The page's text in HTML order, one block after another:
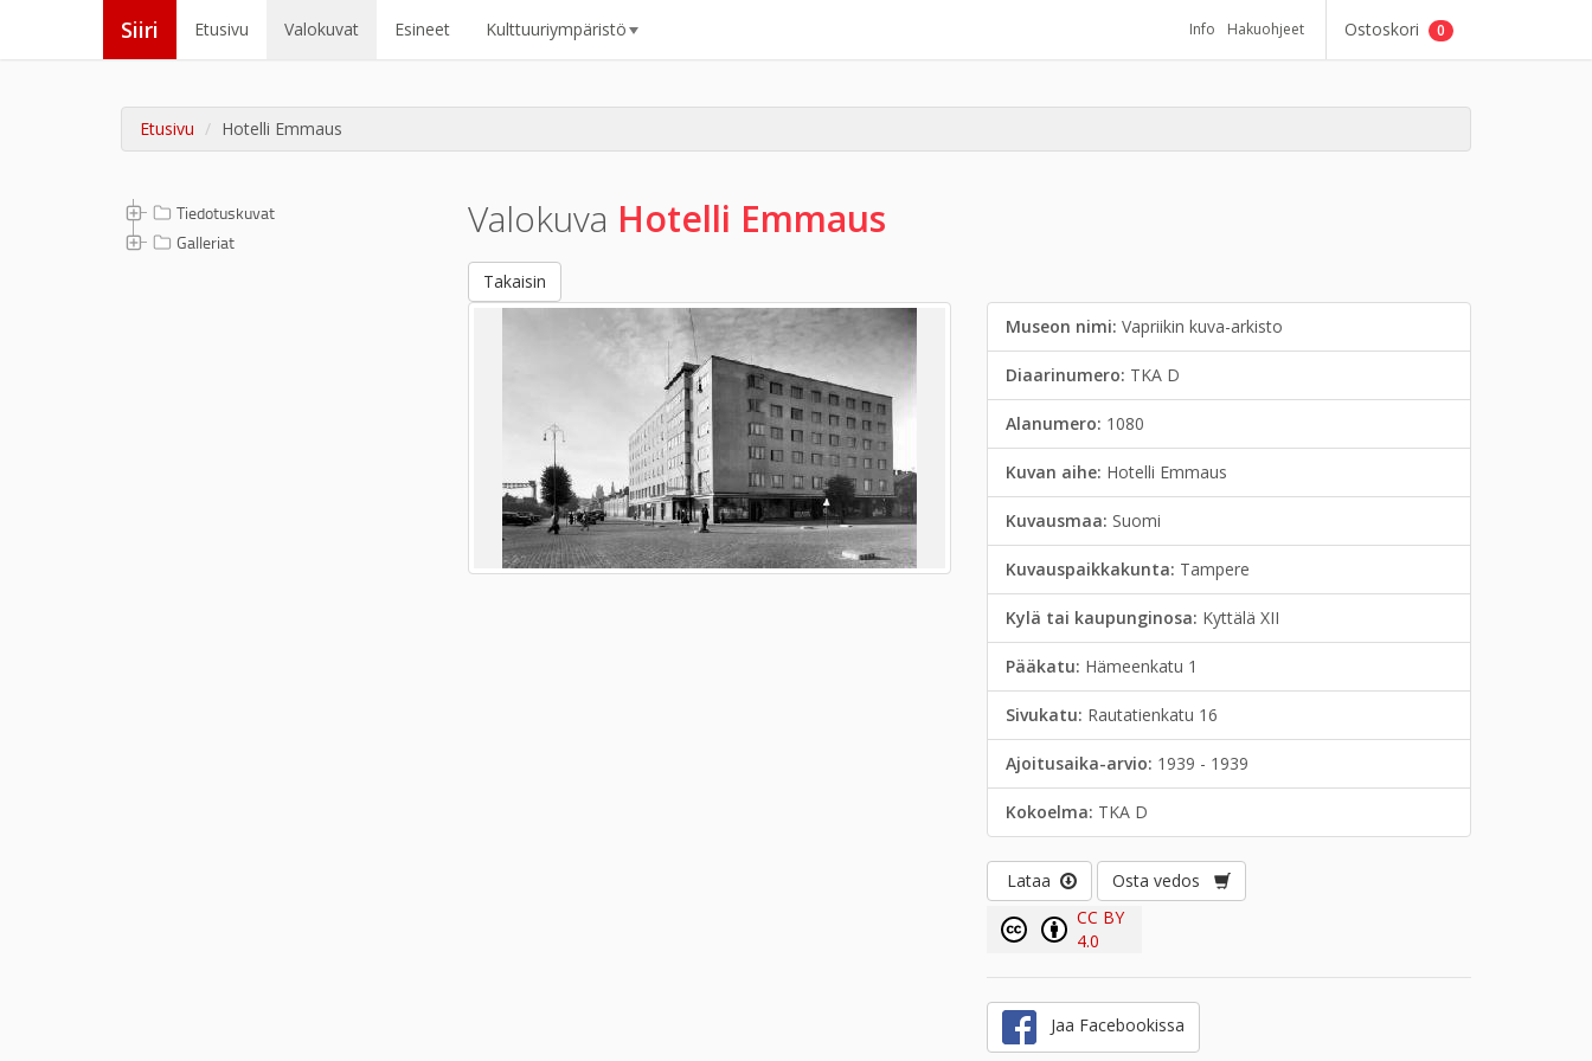
Siiri Etusivu Valokuvat Esineet Kulttuuriympäristö Info Hakuohjeet Ostoskori 0
Etusivu Hotelli Emmaus
Tiedotuskuvat
Galleriat
Valokuva Hotelli Emmaus
Takaisin
Museon nimi:Vapriikin kuva-arkisto
Diaarinumero: TKA D
Alanumero: 1080
Kuvan aihe: Hotelli Emmaus
Kuvausmaa: Suomi
Kuvauspaikkakunta: Tampere
Kylä tai kaupunginosa: Kyttälä XII
Pääkatu: Hämeenkatu 1
Sivukatu: Rautatienkatu 16
Ajoitusaika-arvio: 1939 - 1939
Kokoelma: TKA D
Lataa
Osta vedos
CC BY
4.0
Jaa Facebookissa